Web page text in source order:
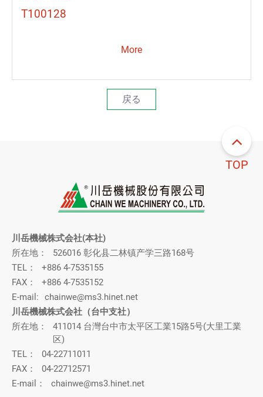
T100128
More
戻る
川岳機械株式会社(本社)
所在地：
526016 彰化县二林镇产学三路168号
TEL：
+886 4-7535155
FAX：
+886 4-7535152
E-mail:
chainwe@ms3.hinet.net
川岳機械株式会社（台中支社）
所在地：
411014 台灣台中市太平区工業15路5号(大里工業
区)
TEL：
04-22711011
FAX：
04-22712571
E-mail：
chainwe@ms3.hinet.net
TOP